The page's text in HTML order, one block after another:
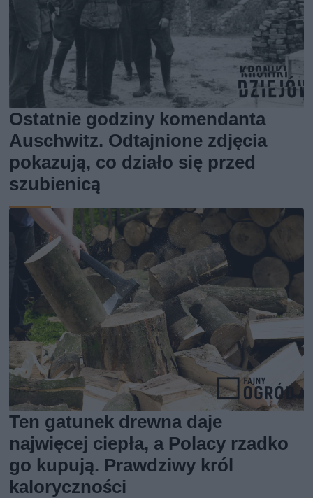
Ostatnie godziny komendanta
Auschwitz. Odtajnione zdjęcia
pokazują, co działo się przed
szubienicą
Ten gatunek drewna daje
najwięcej ciepła, a Polacy rzadko
go kupują. Prawdziwy król
kaloryczności